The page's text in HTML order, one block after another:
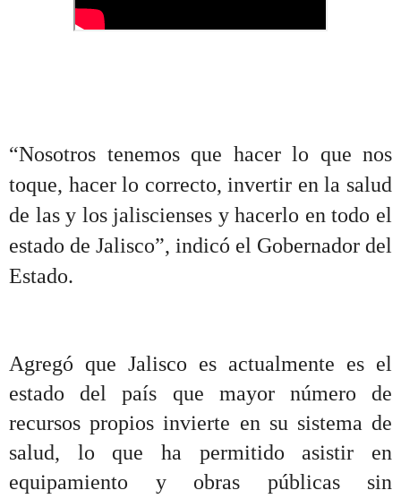
“Nosotros tenemos que hacer lo que nos
toque, hacer lo correcto, invertir en la salud
de las y los jaliscienses y hacerlo en todo el
estado de Jalisco”, indicó el Gobernador del
Estado.
Agregó que Jalisco es actualmente es el
estado del país que mayor número de
recursos propios invierte en su sistema de
salud, lo que ha permitido asistir en
equipamiento y obras públicas sin